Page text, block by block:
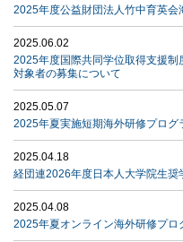
2025年度公益財団法人竹中育英会
2025.06.02
2025年度国際共同学位取得支援
対象者の募集について
2025.05.07
2025年夏実施短期海外研修プログ
2025.04.18
経団連2026年度日本人大学院生奨
2025.04.08
2025年夏オンライン海外研修プロ